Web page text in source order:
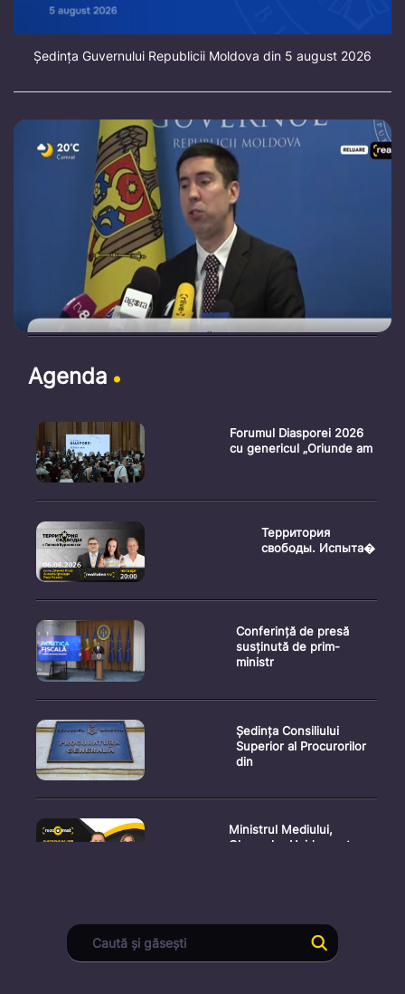
Ședința Guvernului Republicii Moldova din 5 august 2026
Agenda
Forumul Diasporei 2026
cu genericul „Oriunde am
Территория
свободы. Испыта�
Conferință de presă
susținută de prim-
ministr
Ședința Consiliului
Superior al Procurorilor
din
Ministrul Mediului,
Gheorghe Hajder, este
Consultări publice privind
proiectul de lege pent